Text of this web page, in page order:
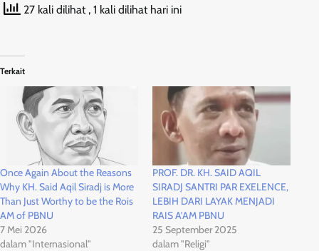
27 kali dilihat , 1 kali dilihat hari ini
Terkait
Once Again About the Reasons
Why KH. Said Aqil Siradj is More
Than Just Worthy to be the Rois
AM of PBNU
7 Mei 2026
dalam "Internasional"
PROF. DR. KH. SAID AQIL
SIRADJ SANTRI PAR EXELENCE,
LEBIH DARI LAYAK MENJADI
RAIS A’AM PBNU
25 September 2025
dalam "Religi"